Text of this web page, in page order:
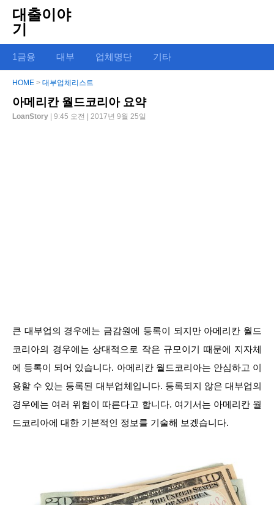
대출이야
기
1금융 대부 업체명단 기타
HOME > 대부업체리스트
아메리칸 월드코리아 요약
LoanStory | 9:45 오전 | 2017년 9월 25일
큰 대부업의 경우에는 금감원에 등록이 되지만 아메리칸 월드
코리아의 경우에는 상대적으로 작은 규모이기 때문에 지자체
에 등록이 되어 있습니다. 아메리칸 월드코리아는 안심하고 이
용할 수 있는 등록된 대부업체입니다. 등록되지 않은 대부업의
경우에는 여러 위험이 따른다고 합니다. 여기서는 아메리칸 월
드코리아에 대한 기본적인 정보를 기술해 보겠습니다.